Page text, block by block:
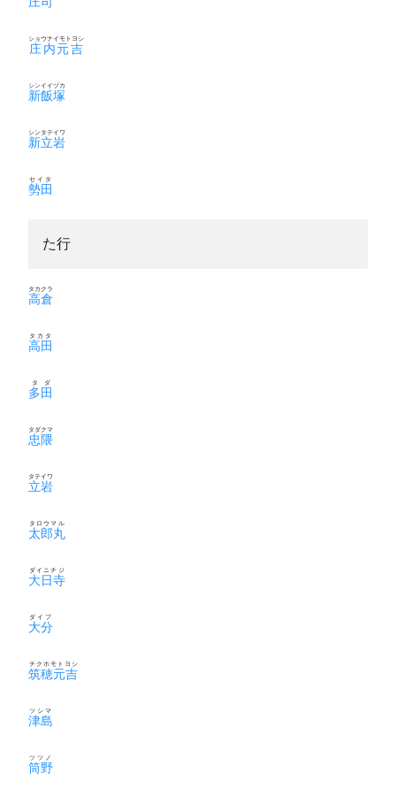
庄内元吉
ショウナイモトヨシ
新飯塚
シンイイヅカ
新立岩
シンタテイワ
勢田
セイタ
た行
高倉
タカクラ
高田
タカタ
多田
タダ
忠隈
タダクマ
立岩
タテイワ
太郎丸
タロウマル
大日寺
ダイニチジ
大分
ダイブ
筑穂元吉
チクホモトヨシ
津島
ツシマ
筒野
ツツノ